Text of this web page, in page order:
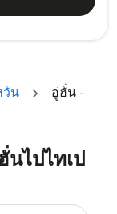
วัน
อู่ฮั่น -
ไปไทเป
รือปลายทาง) หรื